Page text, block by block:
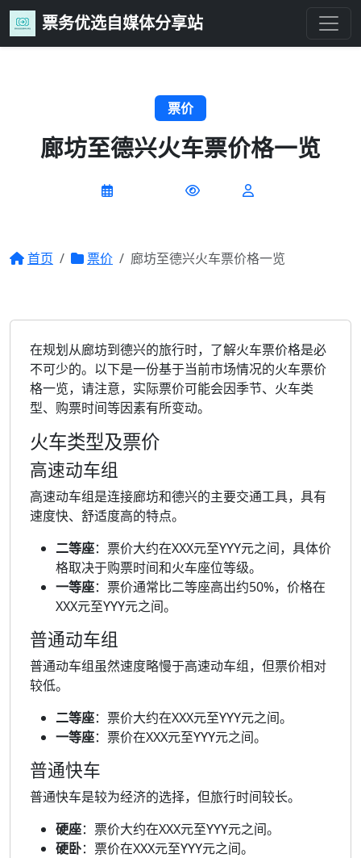
票务优选自媒体分享站
票价
廊坊至德兴火车票价格一览
首页 票价 廊坊至德兴火车票价格一览
在规划从廊坊到德兴的旅行时，了解火车票价格是必
不可少的。以下是一份基于当前市场情况的火车票价
格一览，请注意，实际票价可能会因季节、火车类
型、购票时间等因素有所变动。
火车类型及票价
高速动车组
高速动车组是连接廊坊和德兴的主要交通工具，具有
速度快、舒适度高的特点。
二等座：票价大约在XXX元至YYY元之间，具体价
格取决于购票时间和火车座位等级。
一等座：票价通常比二等座高出约50%，价格在
XXX元至YYY元之间。
普通动车组
普通动车组虽然速度略慢于高速动车组，但票价相对
较低。
二等座：票价大约在XXX元至YYY元之间。
一等座：票价在XXX元至YYY元之间。
普通快车
普通快车是较为经济的选择，但旅行时间较长。
硬座：票价大约在XXX元至YYY元之间。
硬卧：票价在XXX元至YYY元之间。